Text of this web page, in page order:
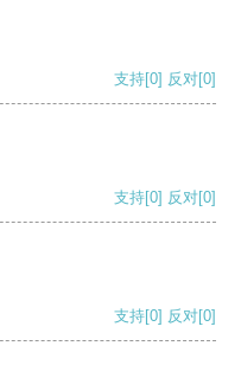
支持[0] 反对[0]
支持[0] 反对[0]
支持[0] 反对[0]